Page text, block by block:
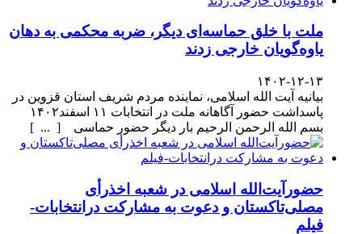
ملت با خلق حماسه‌ای دیگر، ضربه محکمی به دهان
یاوه‌گویان خارجی زدند
۱۴۰۲-۱۲-۱۳
بیانیه آیت الله اسلامی، نماینده مردم شریف استان قزوین در
پاسداشت حضور آگاهانه ملت در انتخابات ۱۱ اسفند۱۴۰۲
بسم الله الرحمن الرحیم بار دیگر حضور حماسی [ ... ]
حضورآیت‌الله اسلامی در شعبه اخذرأی
مصلی‌تاکستان و دعوت به مشارکت درانتخابات-
فیلم